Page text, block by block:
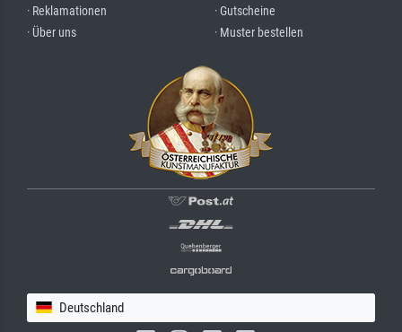
· Reklamationen
· Über uns
· Gutscheine
· Muster bestellen
Deutschland